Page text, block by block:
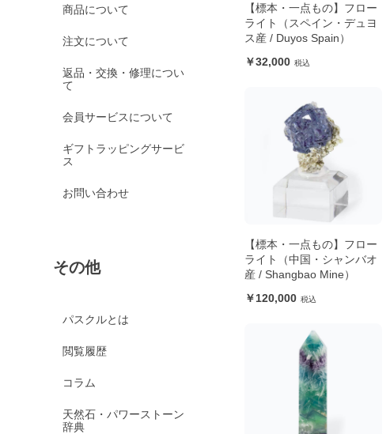
商品について
注文について
返品・交換・修理につい
て
会員サービスについて
ギフトラッピングサービ
ス
お問い合わせ
その他
パスクルとは
閲覧履歴
コラム
天然石・パワーストーン
辞典
【標本・一点もの】フロー
ライト（スペイン・デュヨ
ス産 / Duyos Spain）
32,000
【標本・一点もの】フロー
ライト（中国・シャンバオ
産 / Shangbao Mine）
120,000